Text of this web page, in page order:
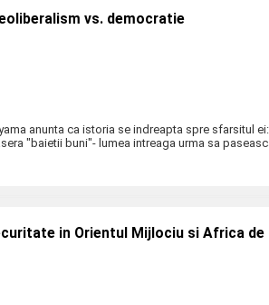
vs. democratie
anunta ca istoria se indreapta spre sfarsitul
"baietii buni"- lumea intreaga urma sa
in Orientul Mijlociu si Africa de